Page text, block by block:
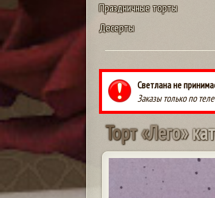
Праздничные торты
Десерты
Светлана не
Заказы только по
Торт«Лего»кат